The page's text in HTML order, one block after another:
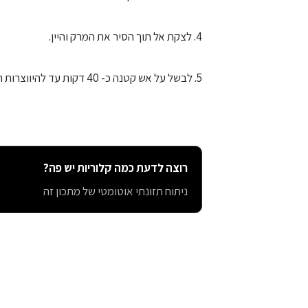
4. לצקת אל תוך הסיר את המרק והיין.
5. לבשל על אש קטנה כ- 40 דקות עד להיווצרות רוטב סמיך.
רוצה לדעת כמה קלוריות יש פה?
ניתוח תזונתי אוטומטי של מתכון זה